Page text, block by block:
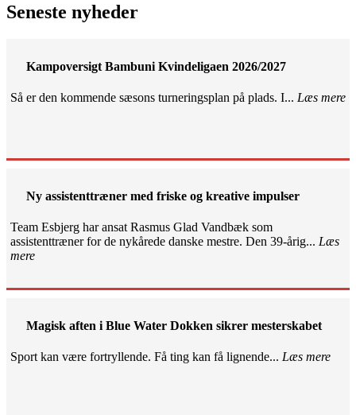
Seneste nyheder
Kampoversigt Bambuni Kvindeligaen 2026/2027
Så er den kommende sæsons turneringsplan på plads. I... Læs mere
Ny assistenttræner med friske og kreative impulser
Team Esbjerg har ansat Rasmus Glad Vandbæk som
assistenttræner for de nykårede danske mestre. Den 39-årig... Læs
mere
Magisk aften i Blue Water Dokken sikrer mesterskabet
Sport kan være fortryllende. Få ting kan få lignende... Læs mere